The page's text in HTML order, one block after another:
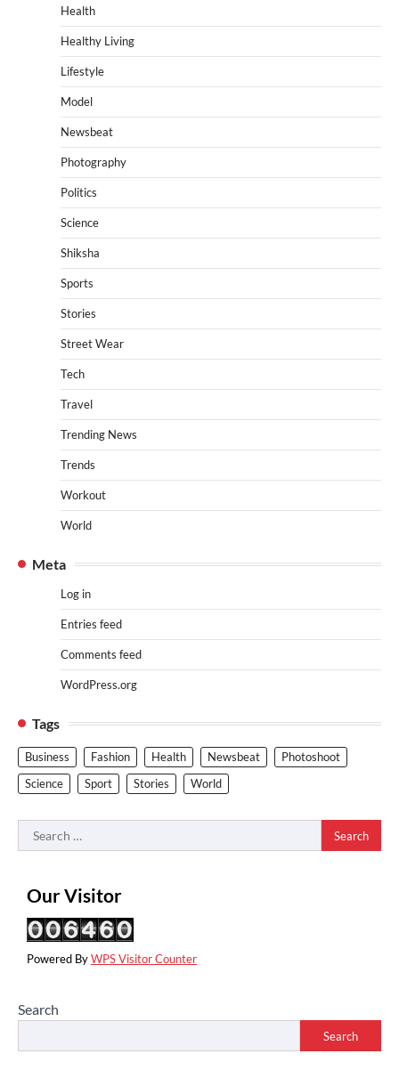
Health
Healthy Living
Lifestyle
Model
Newsbeat
Photography
Politics
Science
Shiksha
Sports
Stories
Street Wear
Tech
Travel
Trending News
Trends
Workout
World
Meta
Log in
Entries feed
Comments feed
WordPress.org
Tags
Business Fashion Health Newsbeat
Photoshoot
Science
Sport Stories World
Search
for:
Our Visitor
Powered ByWPS Visitor Counter
Search
Search